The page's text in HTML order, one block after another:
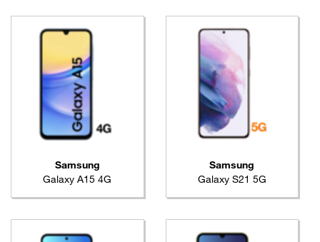
Samsung
Galaxy A15 4G
Samsung
Galaxy S21 5G